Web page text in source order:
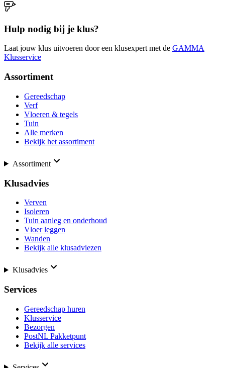
Hulp nodig bij je klus?
Laat jouw klus uitvoeren door een klusexpert met de GAMMA
Klusservice
Assortiment
Gereedschap
Verf
Vloeren & tegels
Tuin
Alle merken
Bekijk het assortiment
Assortiment
Klusadvies
Verven
Isoleren
Tuin aanleg en onderhoud
Vloer leggen
Wanden
Bekijk alle klusadviezen
Klusadvies
Services
Gereedschap huren
Klusservice
Bezorgen
PostNL Pakketpunt
Bekijk alle services